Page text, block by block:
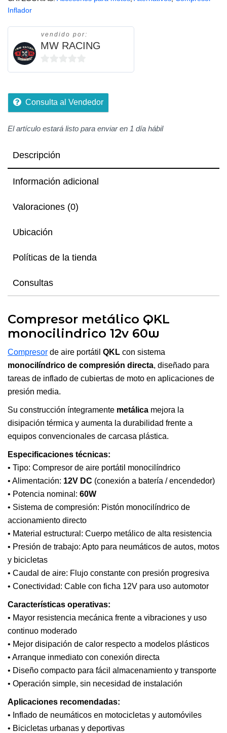
Inflador
vendido por:
MW RACING
0
5
Consulta al Vendedor
El artículo estará listo para enviar en 1 día hábil
Descripción
Información adicional
Valoraciones (0)
Ubicación
Políticas de la tienda
Consultas
Compresor metálico QKL
monocilindrico 12v 60w
Compresor de aire portátil QKL con sistema
monocilíndrico de compresión directa, diseñado para
tareas de inflado de cubiertas de moto en aplicaciones de
presión media.
Su construcción íntegramente metálica mejora la
disipación térmica y aumenta la durabilidad frente a
equipos convencionales de carcasa plástica.
Especificaciones técnicas:
• Tipo: Compresor de aire portátil monocilíndrico
• Alimentación: 12V DC (conexión a batería / encendedor)
• Potencia nominal: 60W
• Sistema de compresión: Pistón monocilíndrico de
accionamiento directo
• Material estructural: Cuerpo metálico de alta resistencia
• Presión de trabajo: Apto para neumáticos de autos, motos
y bicicletas
• Caudal de aire: Flujo constante con presión progresiva
• Conectividad: Cable con ficha 12V para uso automotor
Características operativas:
• Mayor resistencia mecánica frente a vibraciones y uso
continuo moderado
• Mejor disipación de calor respecto a modelos plásticos
• Arranque inmediato con conexión directa
• Diseño compacto para fácil almacenamiento y transporte
• Operación simple, sin necesidad de instalación
Aplicaciones recomendadas:
• Inflado de neumáticos en motocicletas y automóviles
• Bicicletas urbanas y deportivas